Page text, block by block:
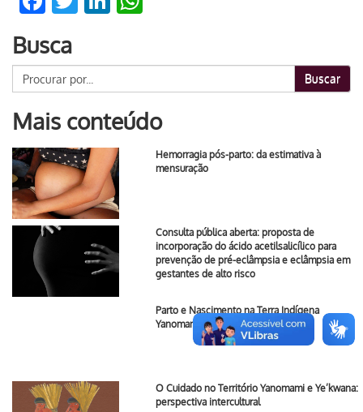
Busca
Buscar
Mais conteúdo
Hemorragia pós-parto: da estimativa à
mensuração
Consulta pública aberta: proposta de
incorporação do ácido acetilsalicílico para
prevenção de pré-eclâmpsia e eclâmpsia em
gestantes de alto risco
Parto e Nascimento na Terra Indígena
Yanomami e Ye’kwana
O Cuidado no Território Yanomami e Ye’kwana:
perspectiva intercultural